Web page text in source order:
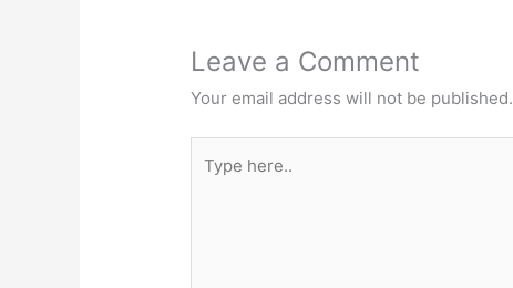
Leave a Comment
Your email address will not be published.
here..